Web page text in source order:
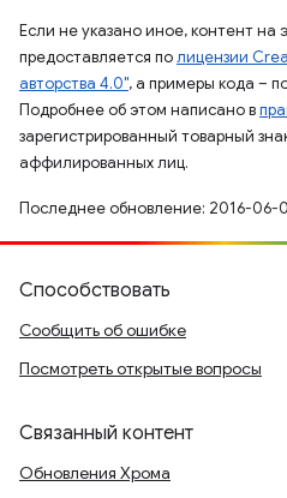
Если не указано иное, контент на
предоставляется полицензии
авторства 4.0", а примеры кода –
Подробнее об этом написано в
зарегистрированный товарный
аффилированных лиц.
Последнее обновление: 2016-06-
Способствовать
Сообщить об ошибке
Посмотреть открытые вопросы
Связанный контент
Обновления Хрома